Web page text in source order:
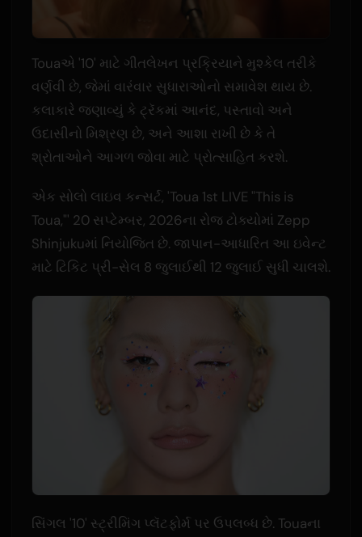
Touaએ '10' માટે ગીતલેખન પ્રક્રિયાને મુશ્કેલ તરીકે
વર્ણવી છે, જેમાં વારંવાર સુધારાઓનો સમાવેશ થાય છે.
કલાકારે જણાવ્યું કે ટ્રૅકમાં આનંદ, પસ્તાવો અને
ઉદાસીનો મિશ્રણ છે, અને આશા રાખી છે કે તે
શ્રોતાઓને આગળ જોવા માટે પ્રોત્સાહિત કરશે.
એક સોલો લાઇવ કન્સર્ટ, 'Toua 1st LIVE "This is
Toua,"' 20 સપ્ટેમ્બર, 2026ના રોજ ટોક્યોમાં Zepp
Shinjukuમાં નિયોજિત છે. જાપાન-આધારિત આ ઇવેન્ટ
માટે ટિકિટ પ્રી-સેલ 8 જુલાઈથી 12 જુલાઈ સુધી ચાલશે.
સિંગલ '10' સ્ટ્રીમિંગ પ્લૅટફોર્મ પર ઉપલબ્ધ છે. Touaના